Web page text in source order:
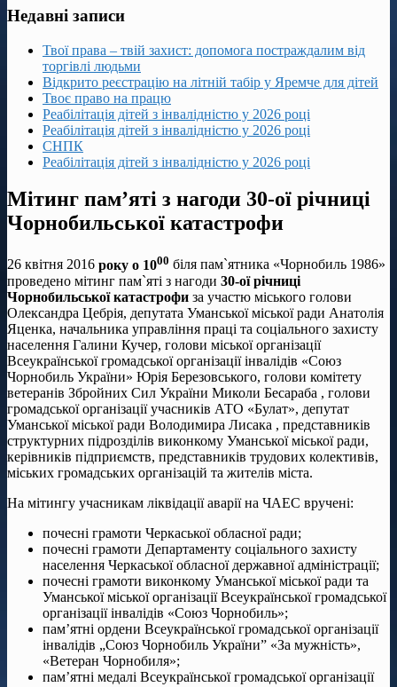
Недавні записи
Твої права – твій захист: допомога постраждалим від
торгівлі людьми
Відкрито реєстрацію на літній табір у Яремче для дітей
Твоє право на працю
Реабілітація дітей з інвалідністю у 2026 році
Реабілітація дітей з інвалідністю у 2026 році
СНПК
Реабілітація дітей з інвалідністю у 2026 році
Мітинг пам’яті з нагоди 30-ої річниці
Чорнобильської катастрофи
26 квітня 2016 року о 1000 біля пам`ятника «Чорнобиль 1986»
проведено мітинг пам`яті з нагоди 30-ої річниці
Чорнобильської катастрофи за участю міського голови
Олександра Цебрія, депутата Уманської міської ради Анатолія
Яценка, начальника управління праці та соціального захисту
населення Галини Кучер, голови міської організації
Всеукраїнської громадської організації інвалідів «Союз
Чорнобиль України» Юрія Березовського, голови комітету
ветеранів Збройних Сил України Миколи Бесараба , голови
громадської організації учасників АТО «Булат», депутат
Уманської міської ради Володимира Лисака , представників
структурних підрозділів виконкому Уманської міської ради,
керівників підприємств, представників трудових колективів,
міських громадських організацій та жителів міста.
На мітингу учасникам ліквідації аварії на ЧАЕС вручені:
почесні грамоти Черкаської обласної ради;
почесні грамоти Департаменту соціального захисту
населення Черкаської обласної державної адміністрації;
почесні грамоти виконкому Уманської міської ради та
Уманської міської організації Всеукраїнської громадської
організації інвалідів «Союз Чорнобиль»;
пам’ятні ордени Всеукраїнської громадської організації
інвалідів „Союз Чорнобиль України” «За мужність»,
«Ветеран Чорнобиля»;
пам’ятні медалі Всеукраїнської громадської організації